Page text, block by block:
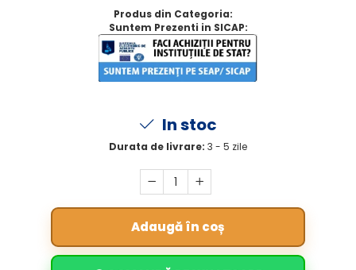
Produs din Categoria:
Suntem Prezenti in SICAP:
In stoc
Durata de livrare: 3 - 5 zile
Adaugă în coș